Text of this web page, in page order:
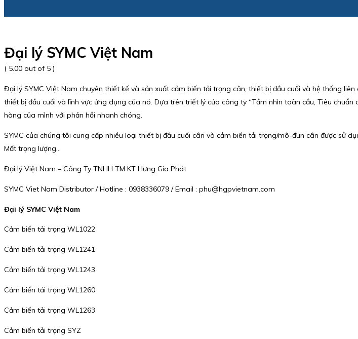
Đại lý SYMC Việt Nam
( 5.00 out of 5 )
Đại lý SYMC Việt Nam chuyên thiết kế và sản xuất cảm biến tải trọng cân, thiết bị đầu cuối và hệ thống
thiết bị đầu cuối và lĩnh vực ứng dụng của nó. Dựa trên triết lý của công ty “Tầm nhìn toàn cầu, Tiêu
hàng của mình với phản hồi nhanh chóng.
SYMC của chúng tôi cung cấp nhiều loại thiết bị đầu cuối cân và cảm biến tải trọng/mô-đun cân được sử
Mất trọng lượng…
Đại lý Việt Nam – Công Ty TNHH TM KT Hưng Gia Phát
SYMC Viet Nam Distributor / Hotline : 0938336079 / Email : phu@hgpvietnam.com
Đại lý SYMC Việt Nam
Cảm biến tải trọng WL1022
Cảm biến tải trọng WL1241
Cảm biến tải trọng WL1243
Cảm biến tải trọng WL1260
Cảm biến tải trọng WL1263
Cảm biến tải trọng SYZ